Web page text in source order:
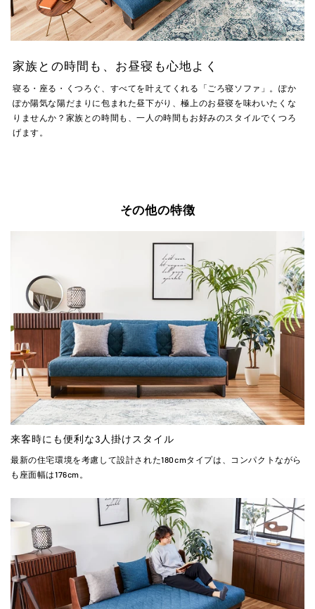
家族との時間も、お昼寝も心地よく
寝る・座る・くつろぐ、すべてを叶えてくれる「ごろ寝ソファ」。ぽか
ぽか陽気な陽だまりに包まれた昼下がり、極上のお昼寝を味わいたくな
りませんか？家族との時間も、一人の時間もお好みのスタイルでくつろ
げます。
その他の特徴
来客時にも便利な3人掛けスタイル
最新の住宅環境を考慮して設計された180cmタイプは、コンパクトながら
も座面幅は176cm。